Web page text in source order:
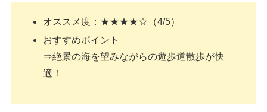
オススメ度：★★★★☆（4/5）
おすすめポイント
⇒絶景の海を望みながらの遊歩道散歩が快
適！